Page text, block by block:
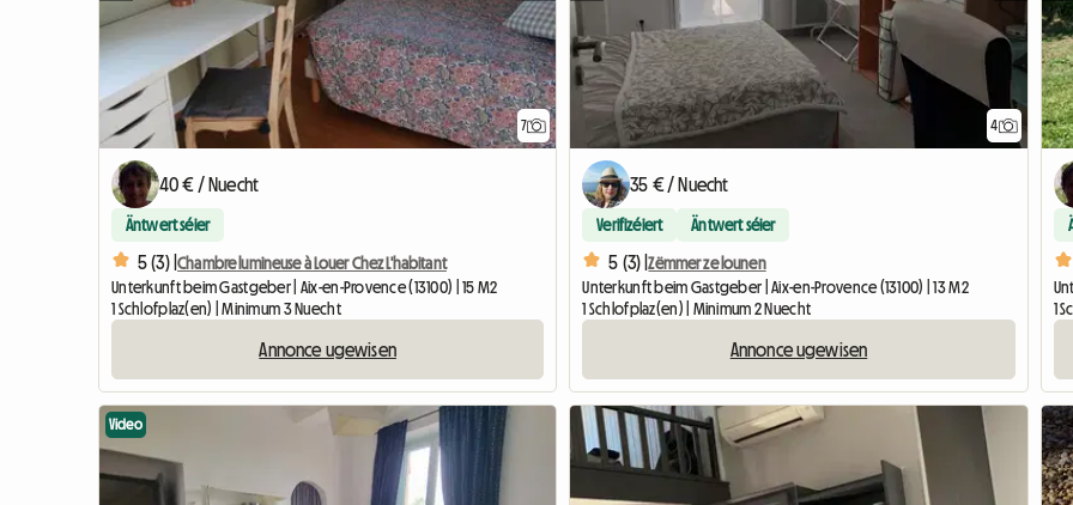
7
40 € / Nuecht
Äntwert séier
5 (3) |Chambre lumineuse à Louer Chez L'habitant
Unterkunft beim Gastgeber | Aix-en-Provence (13100) | 15 M2
1 Schlofplaz(en) | Minimum 3 Nuecht
Annonce ugewisen
4
35 € / Nuecht
Verifizéiert Äntwert séier
5 (3) |Zëmmer ze lounen
Unterkunft beim Gastgeber | Aix-en-Provence (13100) | 13 M2
1 Schlofplaz(en) | Minimum 2 Nuecht
Annonce ugewisen
1
Video